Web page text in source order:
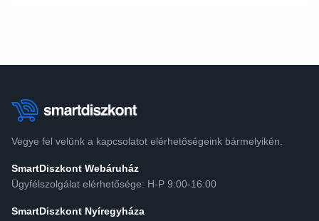
Vegye fel velünk a kapcsolatot elérhetőségeink bármelyikén.
SmartDiszkont Webáruház
Ügyfélszolgálat elérhetősége: H-P 9:00-16:00
SmartDiszkont Nyíregyháza